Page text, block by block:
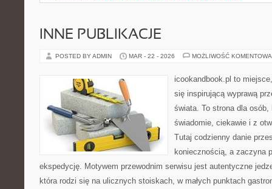
INNE PUBLIKACJE
POSTED BY ADMIN MAR - 22 - 2026 MOŻLIWOŚĆ
icookandbook.pl to
się inspirującą wyprawą
świata. To strona dla
świadomie, ciekawie i z
Tutaj codzienny danie
koniecznością, a zaczyna
ekspedycję. Motywem przewodnim serwisu jest autentyczne
która rodzi się na ulicznych stoiskach, w małych punktach